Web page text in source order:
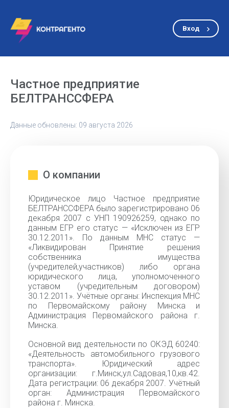
Вход
Частное предприятие
БЕЛТРАНССФЕРА
Данные обновлены: 09 августа 2026
О компании
Юридическое лицо Частное предприятие
БЕЛТРАНССФЕРА было зарегистрировано 06
декабря 2007 с УНП 190926259, однако по
данным ЕГР его статус — «Исключен из ЕГР
30.12.2011». По данным МНС статус —
«Ликвидирован Принятие решения
собственника имущества
(учредителей,участников) либо органа
юридического лица, уполномоченного
уставом (учредительным договором)
30.12.2011». Учётные органы: Инспекция МНС
по Первомайскому району Минска и
Администрация Первомайского района г.
Минска.
Основной вид деятельности по ОКЭД 60240:
«Деятельность автомобильного грузового
транспорта». Юридический адрес
организации: г.Минск,ул.Садовая,10,кв.42.
Дата регистрации: 06 декабря 2007. Учётный
орган: Администрация Первомайского
района г. Минска.